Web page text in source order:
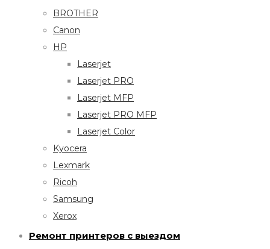
BROTHER
Canon
HP
Laserjet
Laserjet PRO
Laserjet MFP
Laserjet PRO MFP
Laserjet Color
Kyocera
Lexmark
Ricoh
Samsung
Xerox
Ремонт принтеров с выездом